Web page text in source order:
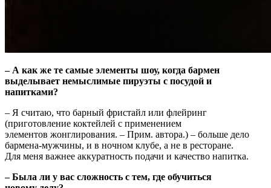
– А как же те самые элементы шоу, когда бармен
выделывает немыслимые пируэты с посудой и
напитками?
– Я считаю, что барный фристайл или флейринг
(приготовление коктейлей с применением
элементов жонглирования. – Прим. автора.) – больше дело
бармена-мужчины, и в ночном клубе, а не в ресторане.
Для меня важнее аккуратность подачи и качество напитка.
– Была ли у вас сложность с тем, где обучиться